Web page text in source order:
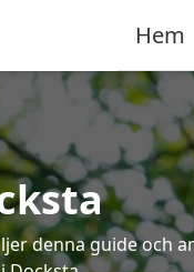
Hem
denna guide och